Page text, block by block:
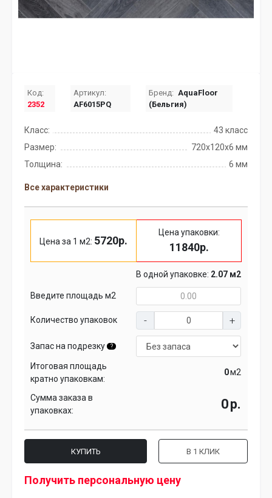
Код:
2352
Артикул:
AF6015PQ
Бренд: AquaFloor
(Бельгия)
Класс:
43 класс
Размер:
720x120x6 мм
Толщина:
6 мм
Все характеристики
Цена за 1 м2: 5720р.
Цена упаковки:
11840р.
В одной упаковке: 2.07 м2
Введите площадь м2
Количество упаковок
Запас на подрезку ?
Итоговая площадь
кратно упаковкам:
м2
Сумма заказа в
упаковках:
р.
КУПИТЬ В 1 КЛИК
Получить персональную цену